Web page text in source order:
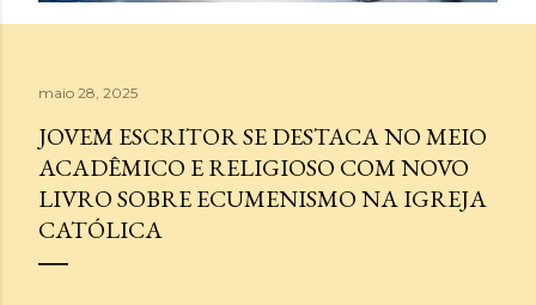
maio 28, 2025
JOVEM ESCRITOR SE DESTACA NO MEIO
ACADÊMICO E RELIGIOSO COM NOVO
LIVRO SOBRE ECUMENISMO NA IGREJA
CATÓLICA